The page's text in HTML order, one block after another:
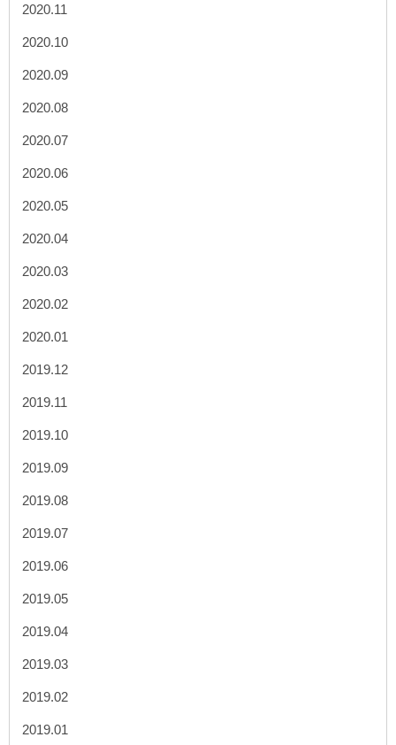
2020.11
2020.10
2020.09
2020.08
2020.07
2020.06
2020.05
2020.04
2020.03
2020.02
2020.01
2019.12
2019.11
2019.10
2019.09
2019.08
2019.07
2019.06
2019.05
2019.04
2019.03
2019.02
2019.01